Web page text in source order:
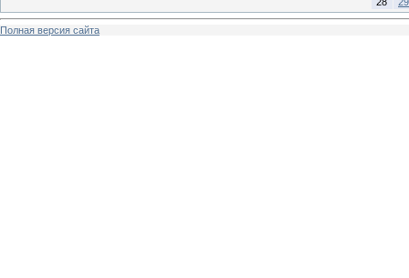
Полная версия сайта